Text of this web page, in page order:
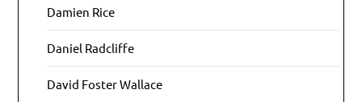
Damien Rice
Daniel Radcliffe
David Foster Wallace